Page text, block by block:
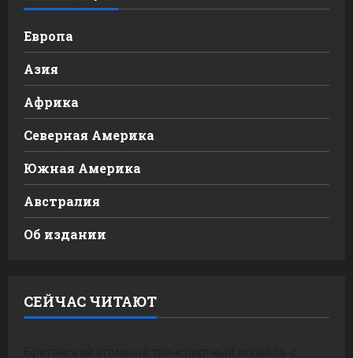
Европа
Азия
Африка
Северная Америка
Южная Америка
Австралия
Об издании
СЕЙЧАС ЧИТАЮТ